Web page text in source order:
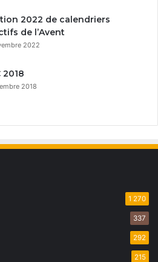
2022 de calendriers
de l’Avent
2022
2018
2018
1 270
337
292
215